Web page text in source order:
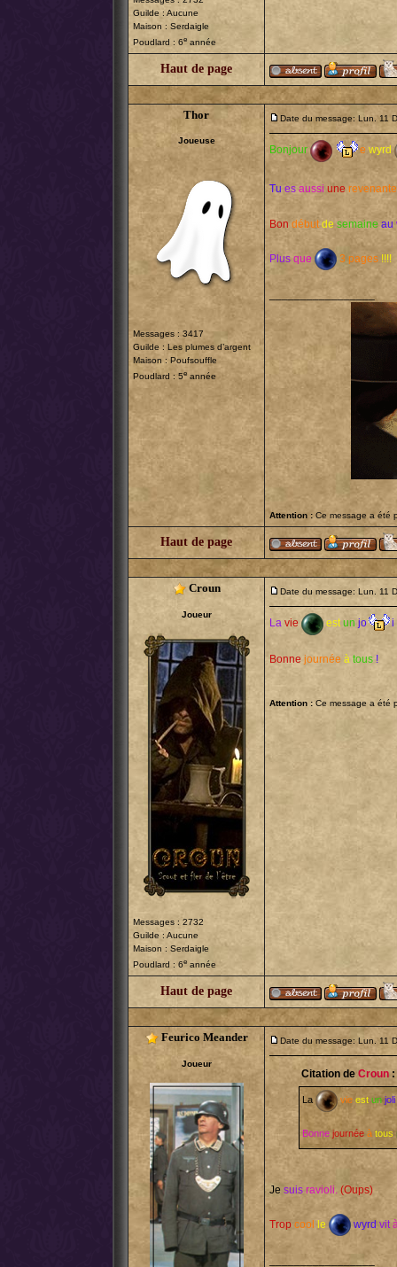
Guilde : Aucune
Maison : Serdaigle
Poudlard : 6e année
Haut de page
Thor
Joueuse
Messages : 3417
Guilde : Les plumes d’argent
Maison : Poufsouffle
Poudlard : 5e année
Date du message: Lun. 11
Bonjour e wyrd
Tu es aussi une revenante
Bon début de semaine au
Plus que 3 pages !!!!
_________________
Attention : Ce message a été
Haut de page
Croun
Joueur
Messages : 2732
Guilde : Aucune
Maison : Serdaigle
Poudlard : 6e année
Date du message: Lun. 11
La vie est un jo i
Bonne journée à tous !
Attention :Ce message a été
Haut de page
Feurico Meander
Joueur
Date du message: Lun. 11
Citation de Croun:
La vie est un joli
Bonne journée à tous
Je suis ravioli. (Oups)
Trop cool le wyrd vit
_________________